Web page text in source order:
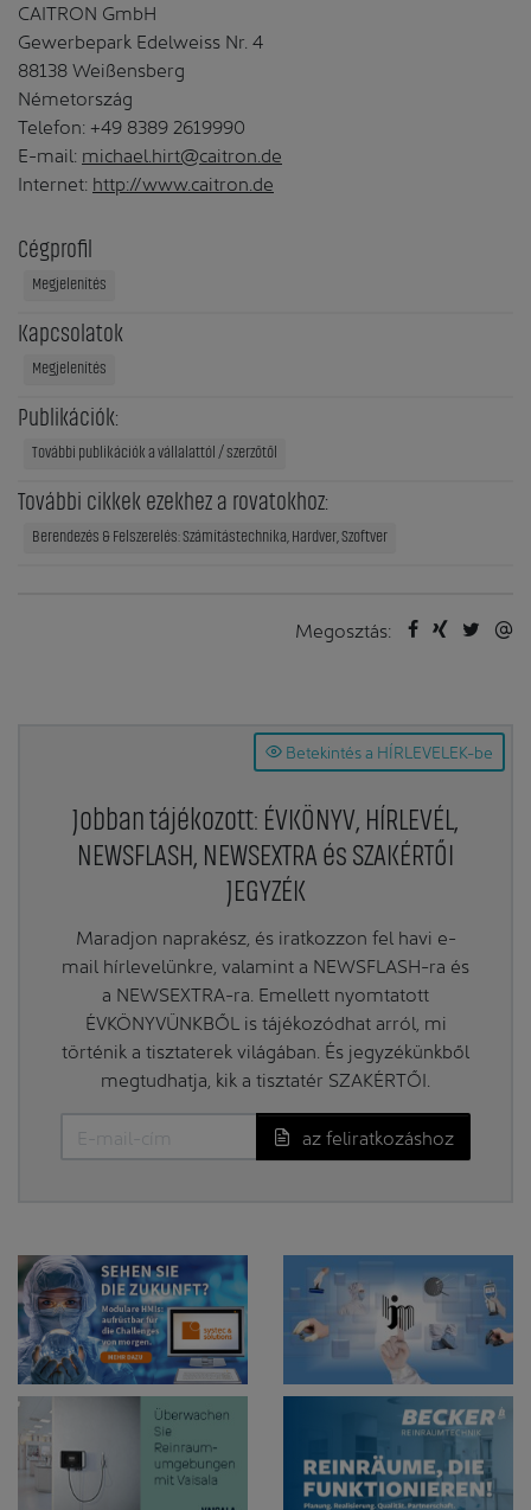
CAITRON GmbH
Gewerbepark Edelweiss Nr. 4
88138 Weißensberg
Németország
Telefon: +49 8389 2619990
E-mail: michael.hirt@caitron.de
Internet: http://www.caitron.de
Cégprofil
Megjelenítés
Kapcsolatok
Megjelenítés
Publikációk:
További publikációk a vállalattól / szerzőtől
További cikkek ezekhez a rovatokhoz:
Berendezés & Felszerelés: Számítástechnika, Hardver, Szoftver
Megosztás:
Betekintés a HÍRLEVELEK-be
Jobban tájékozott: ÉVKÖNYV, HÍRLEVÉL,
NEWSFLASH, NEWSEXTRA és SZAKÉRTŐI
JEGYZÉK
Maradjon naprakész, és iratkozzon fel havi e-
mail hírlevelünkre, valamint a NEWSFLASH-ra és
a NEWSEXTRA-ra. Emellett nyomtatott
ÉVKÖNYVÜNKBŐL is tájékozódhat arról, mi
történik a tisztaterek világában. És jegyzékünkből
megtudhatja, kik a tisztatér SZAKÉRTŐI.
az feliratkozáshoz